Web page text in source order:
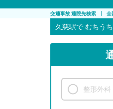
交通事故 通院先検索 全
久慈駅で むちう
整形外科